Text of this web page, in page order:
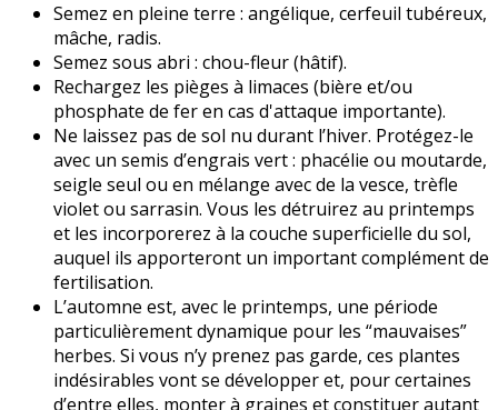
Semez en pleine terre : angélique, cerfeuil tubéreux,
mâche, radis.
Semez sous abri : chou-fleur (hâtif).
Rechargez les pièges à limaces (bière et/ou
phosphate de fer en cas d'attaque importante).
Ne laissez pas de sol nu durant l’hiver. Protégez-le
avec un semis d’engrais vert : phacélie ou moutarde,
seigle seul ou en mélange avec de la vesce, trèfle
violet ou sarrasin. Vous les détruirez au printemps
et les incorporerez à la couche superficielle du sol,
auquel ils apporteront un important complément de
fertilisation.
L’automne est, avec le printemps, une période
particulièrement dynamique pour les “mauvaises”
herbes. Si vous n’y prenez pas garde, ces plantes
indésirables vont se développer et, pour certaines
d’entre elles, monter à graines et constituer autant